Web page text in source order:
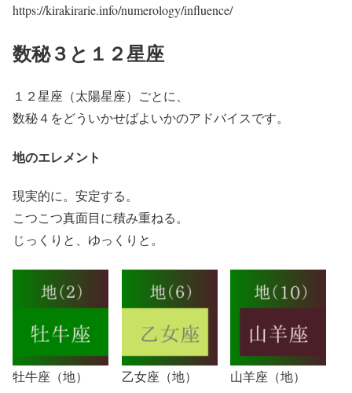
https://kirakirarie.info/numerology/influence/
数秘３と１２星座
１２星座（太陽星座）ごとに、
数秘４をどういかせばよいかのアドバイスです。
地のエレメント
現実的に。安定する。
こつこつ真面目に積み重ねる。
じっくりと、ゆっくりと。
牡牛座（地） 乙女座（地） 山羊座（地）